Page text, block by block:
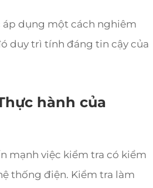
áp dụng một cách nghiêm
duy trì tính đáng tin cậy của
hành của
mạnh việc kiểm tra có kiểm
thống điện. Kiểm tra làm